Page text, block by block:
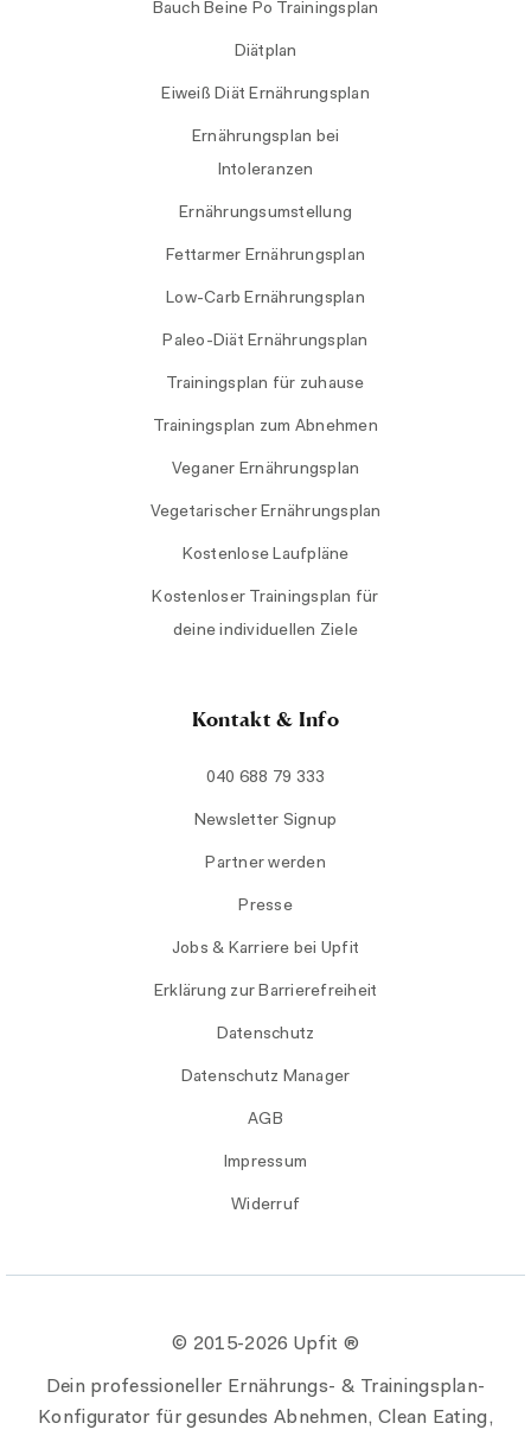
Bauch Beine Po Trainingsplan
Diätplan
Eiweiß Diät Ernährungsplan
Ernährungsplan bei
Intoleranzen
Ernährungsumstellung
Fettarmer Ernährungsplan
Low-Carb Ernährungsplan
Paleo-Diät Ernährungsplan
Trainingsplan für zuhause
Trainingsplan zum Abnehmen
Veganer Ernährungsplan
Vegetarischer Ernährungsplan
Kostenlose Laufpläne
Kostenloser Trainingsplan für
deine individuellen Ziele
Kontakt & Info
040 688 79 333
Newsletter Signup
Partner werden
Presse
Jobs & Karriere bei Upfit
Erklärung zur Barrierefreiheit
Datenschutz
Datenschutz Manager
AGB
Impressum
Widerruf
© 2015-2026 Upfit ®
Dein professioneller Ernährungs- & Trainingsplan-
Konfigurator für gesundes Abnehmen, Clean Eating,